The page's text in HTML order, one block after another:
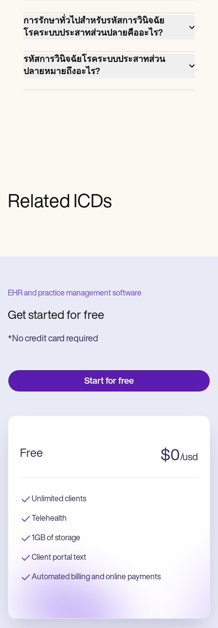
รหัส ICD ของระบบประสาทส่วนปลาย ใช้
เมื่อวินิจฉัยและจัดทำเอกสารสภาพระบบ
ทางการแพทย์รหัสเหล่านี้มีความสำคัญ
สำหรับการสื่อสารและการเรียกเก็บเงินที่
การรักษาทั่วไปสำหรับรหัสการวินิจฉัย
โรคระบบประสาทส่วนปลายคืออะไร?
การรักษาส่วนใหญ่ขึ้นอยู่กับสาเหตุของ
โรคประสาทส่วนปลายการรักษาทั่วไปอาจ
รหัสการวินิจฉัยโรคระบบประสาทส่วน
ปลายหมายถึงอะไร?
Related ICDs
EHR and practice management software
Get started for free
*No credit card required
Start for free
Free $0/usd
Unlimited clients
Telehealth
1GB of storage
Client portal text
Automated billing and online payments